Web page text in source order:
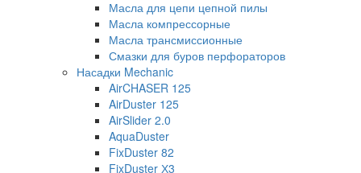
Масла для цепи цепной пилы
Масла компрессорные
Масла трансмиссионные
Смазки для буров перфораторов
Насадки Mechanic
AirCHASER 125
AirDuster 125
AirSlider 2.0
AquaDuster
FixDuster 82
FixDuster Х3